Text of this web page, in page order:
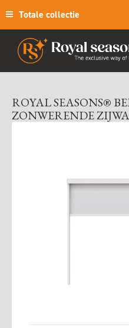
Totale collectie
ROYAL SEASONS®
ZONWERENDE